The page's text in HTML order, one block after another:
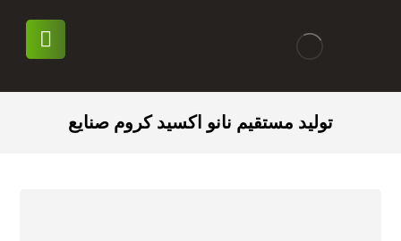
تولید مستقیم نانو اکسید کروم صنایع